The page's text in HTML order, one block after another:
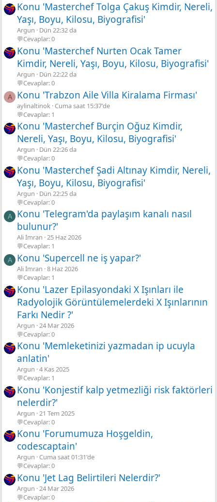
Konu 'Masterchef Tolga Çakuş Kimdir, Nereli,
Yaşı, Boyu, Kilosu, Biyografisi'
Argun
Dün 22:32 da
💬Cevaplar: 0
Konu 'Masterchef Nurten Ocak Tamer
Kimdir, Nereli, Yaşı, Boyu, Kilosu, Biyografisi'
Argun
Dün 22:22 da
💬Cevaplar: 0
A Konu 'Trabzon Aile Villa Kiralama Firması'
aylinaltinok Cuma saat 15:37'de
💬Cevaplar: 1
Konu 'Masterchef Burçin Oğuz Kimdir,
Nereli, Yaşı, Boyu, Kilosu, Biyografisi'
Argun
Dün 22:26 da
💬Cevaplar: 0
Konu 'Masterchef Şadi Altınay Kimdir, Nereli,
Yaşı, Boyu, Kilosu, Biyografisi'
Argun
Dün 22:25 da
💬Cevaplar: 0
A
Konu 'Telegram'da paylaşım kanalı nasıl
bulunur?'
Ali İmran 25 Haz 2026
💬Cevaplar: 1
A Konu 'Supercell ne iş yapar?'
Ali İmran 8 Haz 2026
💬Cevaplar: 1
Konu 'Lazer Epilasyondaki X Işınları ile
Radyolojik Görüntülemelerdeki X Işınlarının
Farkı Nedir ?'
Argun
24 Mar 2026
💬Cevaplar: 0
Konu 'Memleketinizi yazmadan ip ucuyla
anlatin'
Argun 4 Kas 2025
💬Cevaplar: 1
Konu 'Konjestif kalp yetmezliği risk faktörleri
nelerdir?'
Argun 21 Tem 2025
💬Cevaplar: 0
Konu 'Forumumuza Hoşgeldin,
codescaptain'
Argun
Cuma saat 01:31'de
💬Cevaplar: 0
Konu 'Jet Lag Belirtileri Nelerdir?'
Argun 24 Mar 2026
💬Cevaplar: 0